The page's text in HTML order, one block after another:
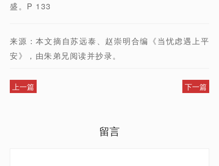
盛。P 133
来源：本文摘自苏远泰、赵崇明合编《当忧虑遇上平
安》，由朱弟兄阅读并抄录。
上一篇 下一篇
留言